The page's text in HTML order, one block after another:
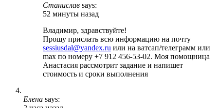
Станислав says:
52 минуты назад
Владимир, здравствуйте!
Прошу прислать всю информацию на почту
sessiusdal@yandex.ru или на ватсап/телеграмм или
max по номеру +7 912 456-53-02. Моя помощница
Анастасия рассмотрит задание и напишет
стоимость и сроки выполнения
Елена says: